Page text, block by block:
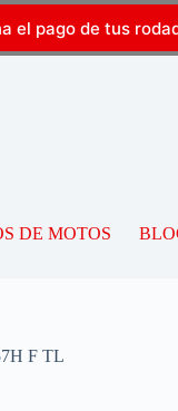
el pago de tus
DE MOTOS
F TL